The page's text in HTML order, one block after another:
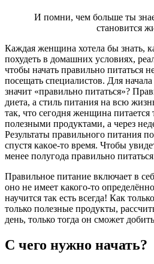
И помни, чем больше ты
становится
Каждая женщина хотела бы знать,
похудеть в домашних условиях,
чтобы начать правильно питаться
посещать специалистов. Для начала
значит «правильно питаться»?
диета, а стиль питания на всю
так, что сегодня женщина
полезными продуктами, а через
Результаты правильного питания
спустя какое-то время. Чтобы
менее полугода правильно
Правильное питание включает в
оно не имеет какого-то
научится так есть всегда! Как
только полезные продукты,
день, только тогда он сможет
С чего нужно начать?